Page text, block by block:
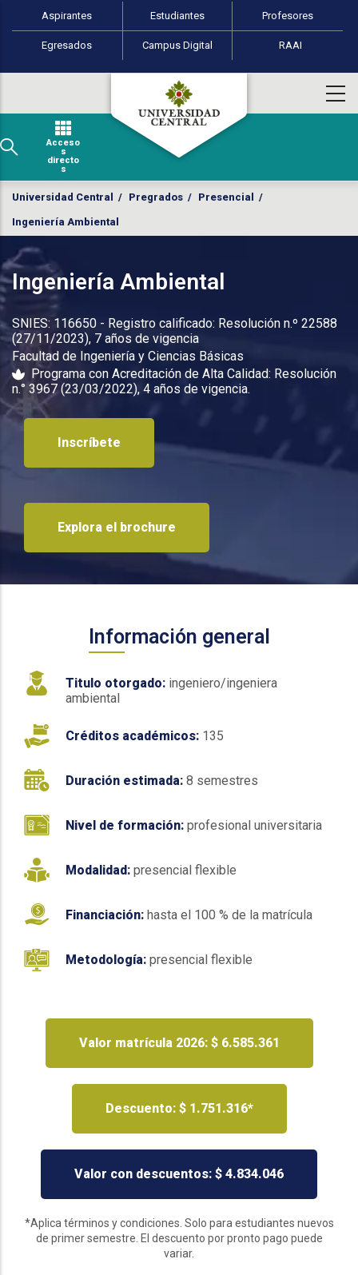
Pasar al contenido principal
Perfiles de usuario
Aspirantes Estudiantes Profesores
Egresados Campus Digital RAAI
Acceso
s
directo
s
Universidad Central / Pregrados / Presencial /
Ingeniería Ambiental
Ingeniería Ambiental
SNIES: 116650 - Registro calificado: Resolución n.º 22588
(27/11/2023), 7 años de vigencia
Facultad de Ingeniería y Ciencias Básicas
Programa con Acreditación de Alta Calidad: Resolución
n.° 3967 (23/03/2022), 4 años de vigencia.
Inscríbete
Explora el brochure
Información general
Titulo otorgado: ingeniero/ingeniera
ambiental
Créditos académicos: 135
Duración estimada: 8 semestres
Nivel de formación: profesional universitaria
Modalidad: presencial flexible
Financiación: hasta el 100 % de la matrícula
Metodología: presencial flexible
Valor matrícula 2026: $ 6.585.361
Descuento: $ 1.751.316*
Valor con descuentos: $ 4.834.046
*Aplica términos y condiciones. Solo para estudiantes nuevos
de primer semestre. El descuento por pronto pago puede
variar.